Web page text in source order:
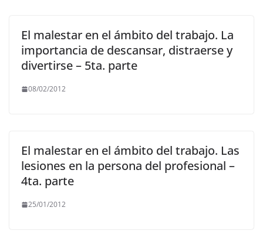
El malestar en el ámbito del trabajo. La
importancia de descansar, distraerse y
divertirse – 5ta. parte
08/02/2012
El malestar en el ámbito del trabajo. Las
lesiones en la persona del profesional –
4ta. parte
25/01/2012